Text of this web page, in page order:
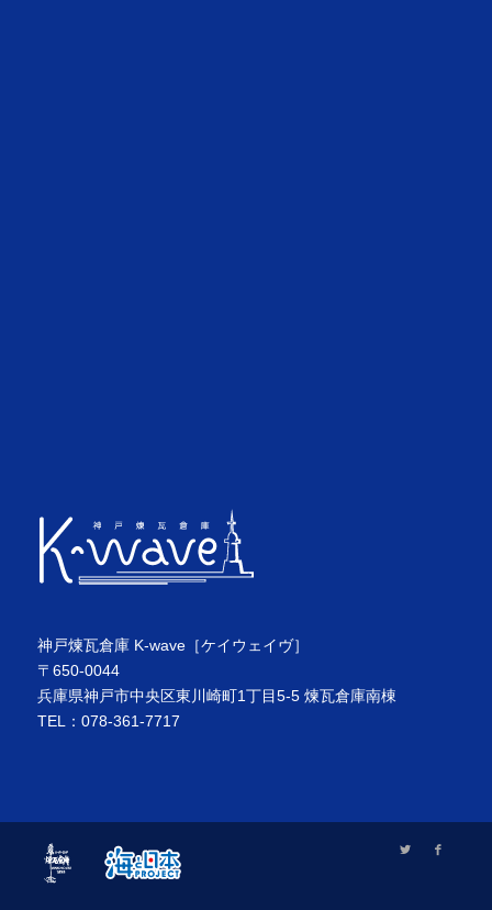
神戸煉瓦倉庫 K-wave［ケイウェイヴ］
〒650-0044
兵庫県神戸市中央区東川崎町1丁目5-5 煉瓦倉庫南棟
TEL：078-361-7717